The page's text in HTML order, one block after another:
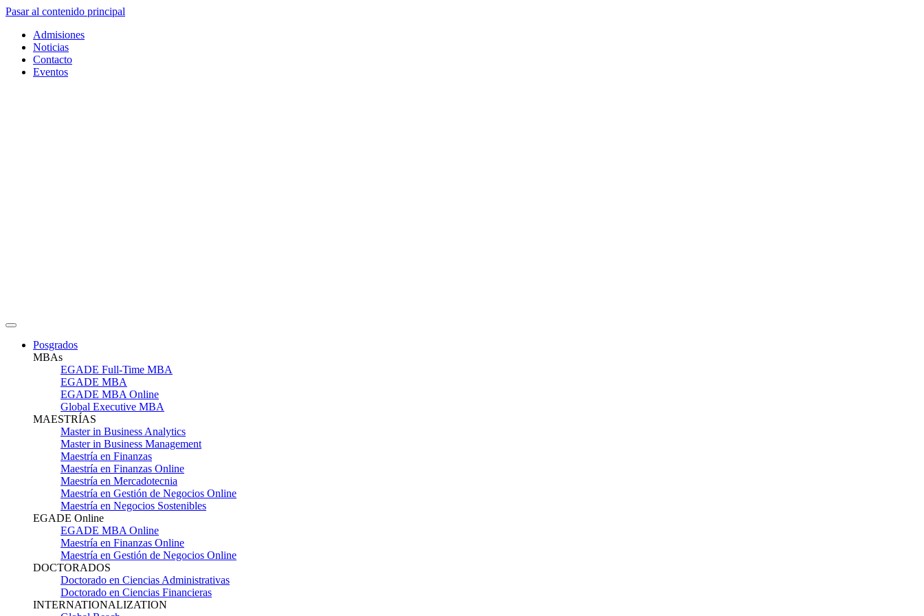
Pasar al contenido principal
Admisiones
Noticias
Contacto
Eventos
Posgrados
MBAs
EGADE Full-Time MBA
EGADE MBA
EGADE MBA Online
Global Executive MBA
MAESTRÍAS
Master in Business Analytics
Master in Business Management
Maestría en Finanzas
Maestría en Finanzas Online
Maestría en Mercadotecnia
Maestría en Gestión de Negocios Online
Maestría en Negocios Sostenibles
EGADE Online
EGADE MBA Online
Maestría en Finanzas Online
Maestría en Gestión de Negocios Online
DOCTORADOS
Doctorado en Ciencias Administrativas
Doctorado en Ciencias Financieras
INTERNATIONALIZATION